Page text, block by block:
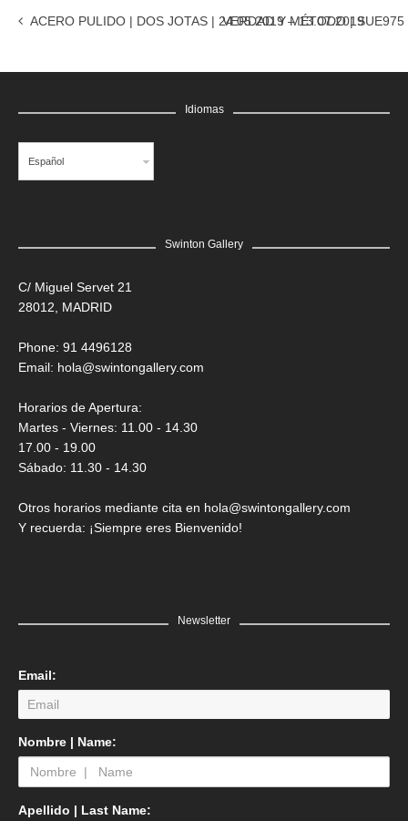
ACERO PULIDO | DOS JOTAS | 24.05.2019 – 13.07.2019
VERDAD Y MÉTODO |
Idiomas
Español
Swinton Gallery
C/ Miguel Servet 21
28012, MADRID
Phone: 91 4496128
Email: hola@swintongallery.com
Horarios de Apertura:
Martes - Viernes: 11.00 - 14.30
17.00 - 19.00
Sábado: 11.30 - 14.30
Otros horarios mediante cita en hola@swintongallery.com
Y recuerda: ¡Siempre eres Bienvenido!
Newsletter
Email:
Nombre | Name:
Apellido | Last Name: